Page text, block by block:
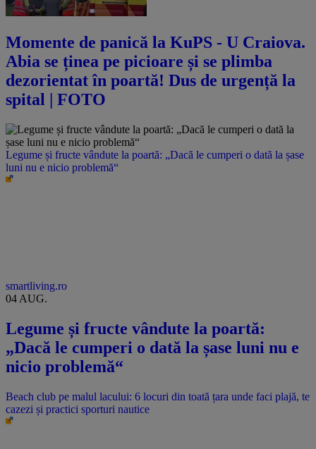
Momente de panică la KuPS - U Craiova.
Abia se ținea pe picioare și se plimba
dezorientat în poartă! Dus de urgență la
spital | FOTO
Legume și fructe vândute la poartă: „Dacă le cumperi o dată la șase
luni nu e nicio problemă“
smartliving.ro
04 AUG.
Legume și fructe vândute la poartă:
„Dacă le cumperi o dată la șase luni nu e
nicio problemă“
Beach club pe malul lacului: 6 locuri din toată țara unde faci plajă, te
cazezi și practici sporturi nautice